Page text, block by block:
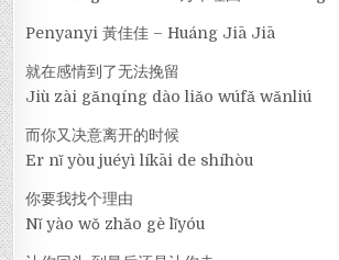
Penyanyi 黃佳佳 – Huáng Jiā Jiā
就在感情到了无法挽留
Jiù zài gǎnqíng dào liǎo wúfǎ wǎnliú
而你又决意离开的时候
Er nǐ yòu juéyì líkāi de shíhòu
你要我找个理由
Nǐ yào wǒ zhǎo gè lǐyóu